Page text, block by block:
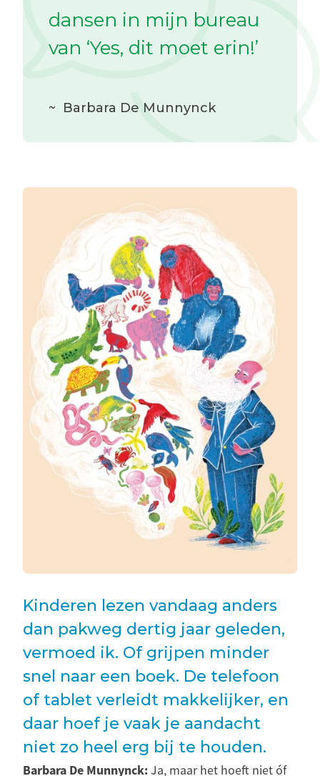
dansen in mijn bureau
van ‘Yes, dit moet erin!’
~ Barbara De Munnynck
Kinderen lezen vandaag anders
dan pakweg dertig jaar geleden,
vermoed ik. Of grijpen minder
snel naar een boek. De telefoon
of tablet verleidt makkelijker, en
daar hoef je vaak je aandacht
niet zo heel erg bij te houden.
Barbara De Munnynck:Ja, maar het hoeft niet óf